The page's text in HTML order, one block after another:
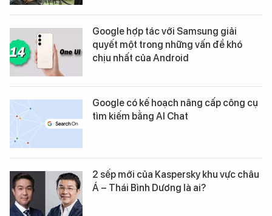
Google hợp tác với Samsung giải
quyết một trong những vấn đề khó
chịu nhất của Android
Google có kế hoạch nâng cấp công cụ
tìm kiếm bằng AI Chat
2 sếp mới của Kaspersky khu vực châu
Á – Thái Bình Dương là ai?